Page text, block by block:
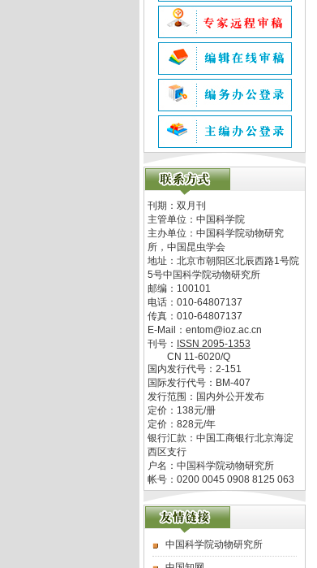
刊期：双月刊
主管单位： 中国科学院
主办单位： 中国科学院动物研究
所，中国昆虫学会
地址： 北京市朝阳区北辰西路1号院
5号中国科学院动物研究所
邮编： 100101
电话： 010-64807137
传真： 010-64807137
E-Mail： entom@ioz.ac.cn
刊号： ISSN 2095-1353
CN 11-6020/Q
国内发行代号： 2-151
国际发行代号： BM-407
发行范围：国内外公开发布
定价： 138元/册
定价： 828元/年
银行汇款：中国工商银行北京海淀
西区支行
户名：中国科学院动物研究所
帐号：0200 0045 0908 8125 063
中国科学院动物研究所